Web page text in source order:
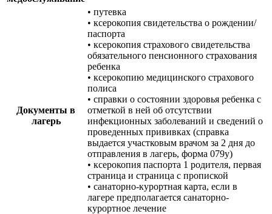
Документы в
лагерь
• путевка
• ксерокопия свидетельства о рождении/
паспорта
• ксерокопия страхового свидетельства
обязательного пенсионного страхования
ребенка
• ксерокопию медицинского страхового
полиса
• справки о состоянии здоровья ребенка с
отметкой в ней об отсутствии
инфекционных заболеваний и сведений о
проведенных прививках (справка
выдается участковым врачом за 2 дня до
отправления в лагерь, форма 079у)
• ксерокопия паспорта 1 родителя, первая
страница и страница с пропиской
• санаторно-курортная карта, если в
лагере предполагается санаторно-
курортное лечение